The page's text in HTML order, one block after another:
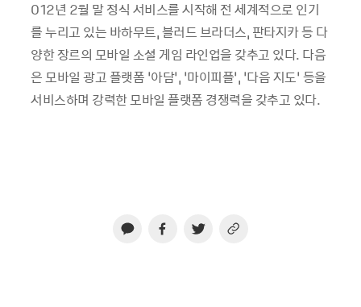
012년 2월 말 정식 서비스를 시작해 전 세계적으로 인기
를 누리고 있는 바하무트, 블러드 브라더스, 판타지카 등 다
양한 장르의 모바일 소셜 게임 라인업을 갖추고 있다. 다음
은 모바일 광고 플랫폼 ‘아담’, ‘마이피플’, ‘다음 지도’ 등을
서비스하며 강력한 모바일 플랫폼 경쟁력을 갖추고 있다.